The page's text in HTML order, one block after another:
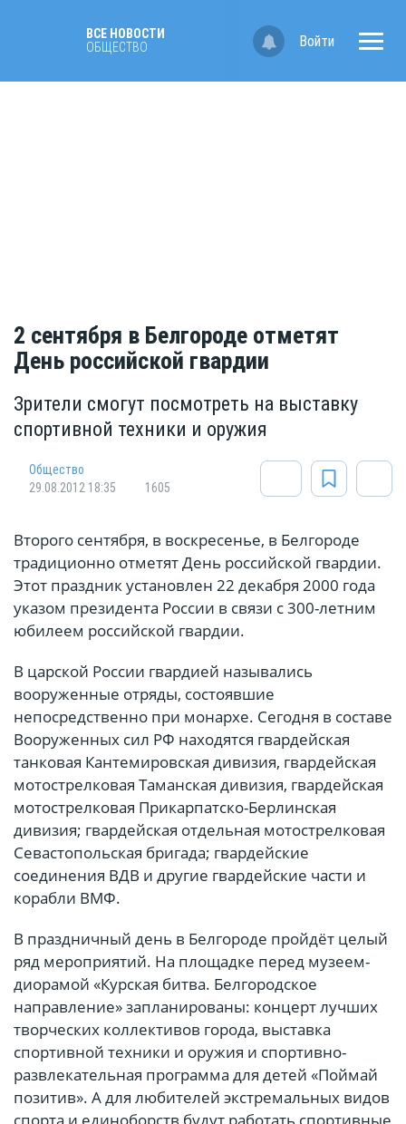
ВСЕ НОВОСТИ
ОБЩЕСТВО
Войти
2 сентября в Белгороде отметят
День российской гвардии
Зрители смогут посмотреть на выставку
спортивной техники и оружия
Общество
29.08.2012 18:35
1605
Второго сентября, в воскресенье, в Белгороде
традиционно отметят День российской гвардии.
Этот праздник установлен 22 декабря 2000 года
указом президента России в связи с 300-летним
юбилеем российской гвардии.
В царской России гвардией назывались
вооруженные отряды, состоявшие
непосредственно при монархе. Сегодня в составе
Вооруженных сил РФ находятся гвардейская
танковая Кантемировская дивизия, гвардейская
мотострелковая Таманская дивизия, гвардейская
мотострелковая Прикарпатско-Берлинская
дивизия; гвардейская отдельная мотострелковая
Севастопольская бригада; гвардейские
соединения ВДВ и другие гвардейские части и
корабли ВМФ.
В праздничный день в Белгороде пройдёт целый
ряд мероприятий. На площадке перед музеем-
диорамой «Курская битва. Белгородское
направление» запланированы: концерт лучших
творческих коллективов города, выставка
спортивной техники и оружия и спортивно-
развлекательная программа для детей «Поймай
позитив». А для любителей экстремальных видов